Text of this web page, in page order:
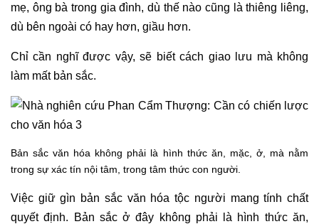
mẹ, ông bà trong gia đình, dù thế nào cũng là thiêng liêng,
dù bên ngoài có hay hơn, giầu hơn.
Chỉ cần nghĩ được vậy, sẽ biết cách giao lưu mà không
làm mất bản sắc.
Bản sắc văn hóa không phải là hình thức ăn, mặc, ở, mà nằm
trong sự xác tín nội tâm, trong tâm thức con người.
Việc giữ gìn bản sắc văn hóa tộc người mang tính chất
quyết định. Bản sắc ở đây không phải là hình thức ăn,